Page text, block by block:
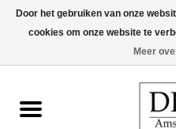
Oorbellen
Door het gebruiken van onze
cookies om onze website te
Meer